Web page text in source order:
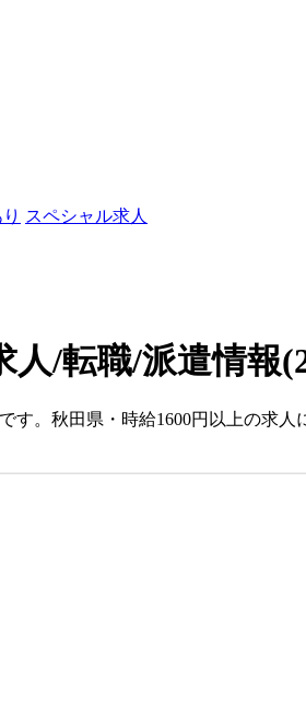
スペシャル求人
人/転職/派遣情報
す。秋田県・時給1600円以上の求